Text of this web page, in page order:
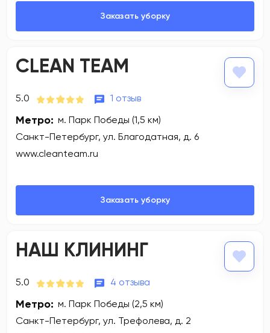
CLEAN TEAM
5.0 1 отзыв
Метро: м. Парк Победы (1,5 км)
Санкт-Петербург, ул. Благодатная, д. 6
www.cleanteam.ru
НАШ КЛИНИНГ
5.0 4 отзыва
Метро: м. Парк Победы (2,5 км)
Санкт-Петербург, ул. Трефолева, д. 2